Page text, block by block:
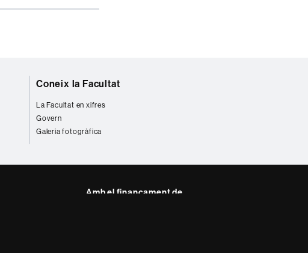
Coneix la Facultat
La Facultat en xifres
Govern
Galeria fotogràfica
Amb el finançament de